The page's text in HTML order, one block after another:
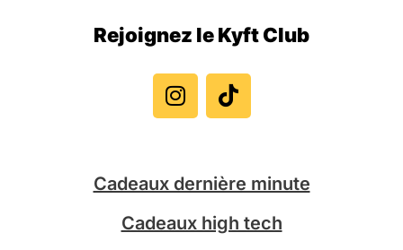
Rejoignez le Kyft Club
n
s
t
r
a
m
i
k
t
Cadeaux dernière minute
Cadeaux high tech